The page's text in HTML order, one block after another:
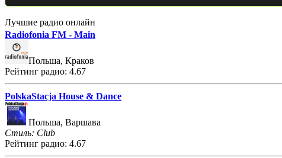
Лучшие радио онлайн
Radiofonia FM - Main
Польша, Краков
Рейтинг радио: 4.67
PolskaStacja House & Dance
Польша, Варшава
Стиль: Club
Рейтинг радио: 4.67